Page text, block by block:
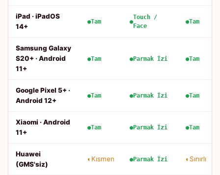
iPad · iPadOS
14+
Tam
Touch /
Face
Tam
Samsung Galaxy
S20+ · Android
11+
Tam Parmak İzi Tam
Google Pixel 5+ ·
Android 12+
Tam Parmak İzi Tam
Xiaomi · Android
11+
Tam Parmak İzi Tam
Huawei
(GMS'siz)
Kısmen Parmak İzi Sınırlı